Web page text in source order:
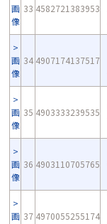
画
像
33 4582721383953
画
像
34 4907174137517
画
像
35 4903333239535
画
像
36 4903110705765
画 37 4970055255174